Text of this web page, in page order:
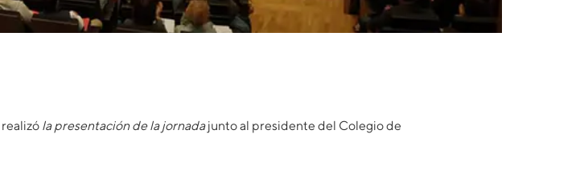
realizó la presentación de la jornadajunto al presidente del Colegio de